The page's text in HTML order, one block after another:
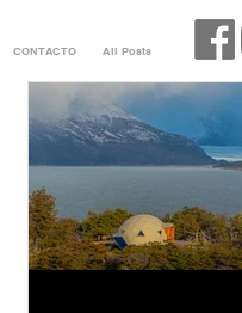
CONTACTO All Posts